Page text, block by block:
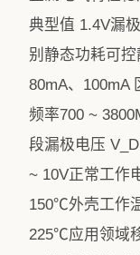
典型值 1.4V漏
别静态功耗可控
80mA、100mA
频率700 ~
段漏极电压
~ 10V正常工作
150℃外壳工作
225℃应用领域